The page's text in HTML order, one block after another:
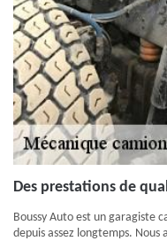
Des prestations de
Boussy Auto est un garagiste
depuis assez longtemps. Nous